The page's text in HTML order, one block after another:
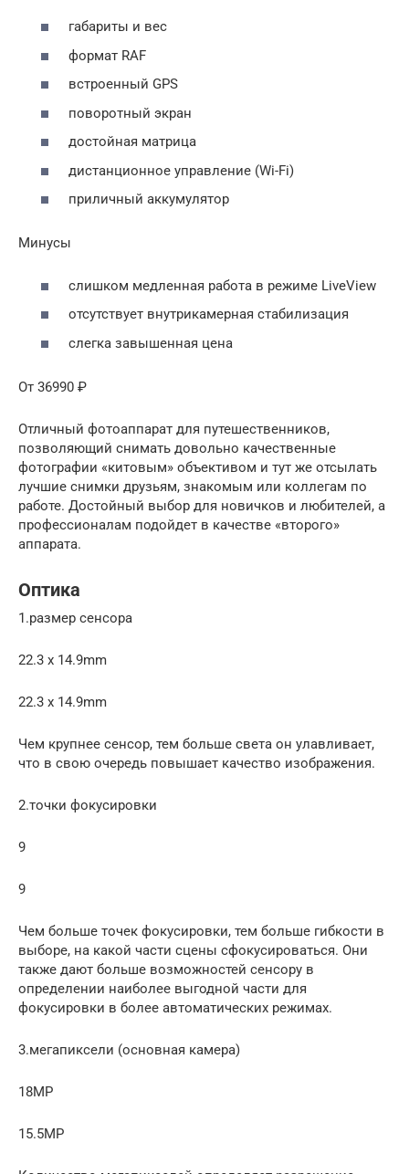
габариты и вес
формат RAF
встроенный GPS
поворотный экран
достойная матрица
дистанционное управление (Wi-Fi)
приличный аккумулятор
Минусы
слишком медленная работа в режиме LiveView
отсутствует внутрикамерная стабилизация
слегка завышенная цена
От 36990 ₽
Отличный фотоаппарат для путешественников,
позволяющий снимать довольно качественные
фотографии «китовым» объективом и тут же отсылать
лучшие снимки друзьям, знакомым или коллегам по
работе. Достойный выбор для новичков и любителей, а
профессионалам подойдет в качестве «второго»
аппарата.
Оптика
1.размер сенсора
22.3 x 14.9mm
22.3 x 14.9mm
Чем крупнее сенсор, тем больше света он улавливает,
что в свою очередь повышает качество изображения.
2.точки фокусировки
9
9
Чем больше точек фокусировки, тем больше гибкости в
выборе, на какой части сцены сфокусироваться. Они
также дают больше возможностей сенсору в
определении наиболее выгодной части для
фокусировки в более автоматических режимах.
3.мегапиксели (основная камера)
18MP
15.5MP